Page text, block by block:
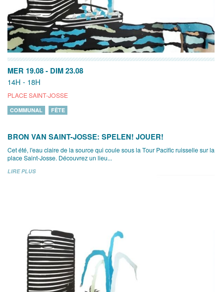
MER 19.08 - DIM 23.08
14H - 18H
PLACE SAINT-JOSSE
COMMUNAL FÊTE
BRON VAN SAINT-JOSSE: SPELEN! JOUER!
Cet été, l'eau claire de la source qui coule sous la Tour Pacific ruisselle sur la
place Saint-Josse. Découvrez un lieu...
LIRE PLUS